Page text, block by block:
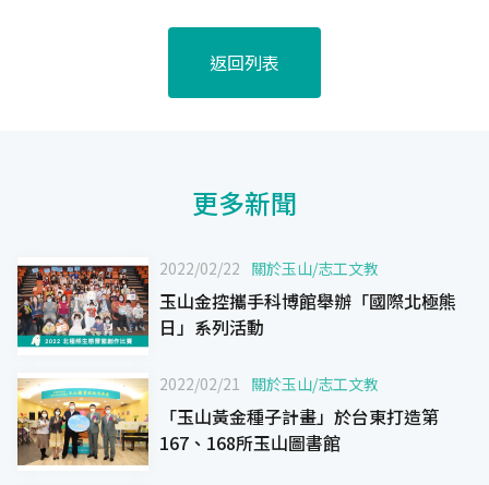
返回列表
更多新聞
2022/02/22 關於玉山/志工文教
玉山金控攜手科博館舉辦「國際北極熊
日」系列活動
2022/02/21 關於玉山/志工文教
「玉山黃金種子計畫」於台東打造第
167、168所玉山圖書館